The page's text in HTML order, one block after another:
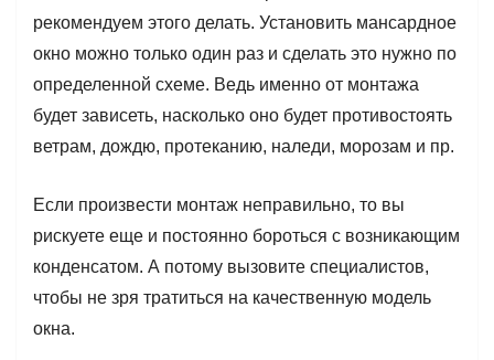
рекомендуем этого делать. Установить мансардное
окно можно только один раз и сделать это нужно по
определенной схеме. Ведь именно от монтажа
будет зависеть, насколько оно будет противостоять
ветрам, дождю, протеканию, наледи, морозам и пр.
Если произвести монтаж неправильно, то вы
рискуете еще и постоянно бороться с возникающим
конденсатом. А потому вызовите специалистов,
чтобы не зря тратиться на качественную модель
окна.